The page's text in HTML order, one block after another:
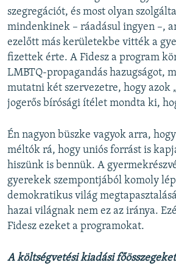
szegregációt, és most olyan
mindenkinek – ráadásul ingyen –,
ezelőtt más kerületekbe vitték a
fizettek érte. A Fidesz a program
LMBTQ-propagandás hazugságot,
mutatni két szervezetre, hogy azok
jogerős bírósági ítélet mondta ki,
Én nagyon büszke vagyok arra,
méltók rá, hogy uniós forrást is
hiszünk is bennük. A
gyerekek szempontjából komoly
demokratikus világ
hazai világnak nem ez az iránya.
Fidesz ezeket a programokat.
A költségvetési kiadási